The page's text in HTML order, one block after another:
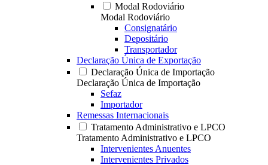
Modal Rodoviário
Modal Rodoviário
Consignatário
Depositário
Transportador
Declaração Única de Exportação
Declaração Única de Importação
Declaração Única de Importação
Sefaz
Importador
Remessas Internacionais
Tratamento Administrativo e LPCO
Tratamento Administrativo e LPCO
Intervenientes Anuentes
Intervenientes Privados